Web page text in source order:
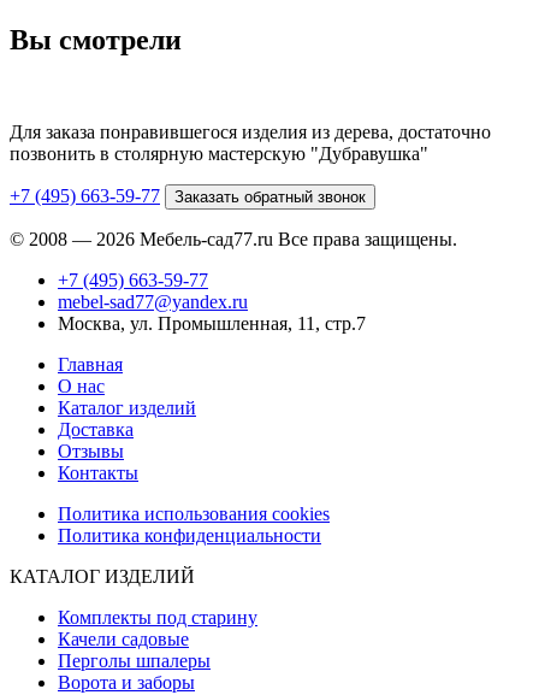
Вы смотрели
Для заказа понравившегося изделия из дерева, достаточно
позвонить в столярную мастерскую "Дубравушка"
+7 (495) 663-59-77 Заказать обратный звонок
© 2008 — 2026 Мебель-сад77.ru Все права защищены.
+7 (495) 663-59-77
mebel-sad77@yandex.ru
Москва, ул. Промышленная, 11, стр.7
Главная
О нас
Каталог изделий
Доставка
Отзывы
Контакты
Политика использования cookies
Политика конфиденциальности
КАТАЛОГ ИЗДЕЛИЙ
Комплекты под старину
Качели садовые
Перголы шпалеры
Ворота и заборы